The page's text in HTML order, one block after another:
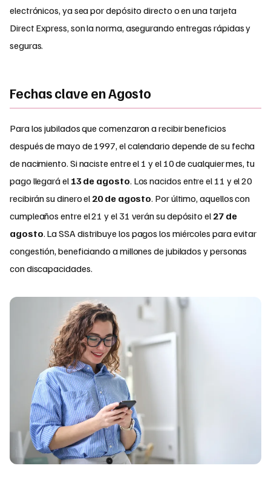
electrónicos, ya sea por depósito directo o en una tarjeta
Direct Express, son la norma, asegurando entregas rápidas y
seguras.
Fechas clave en Agosto
Para los jubilados que comenzaron a recibir beneficios
después de mayo de 1997, el calendario depende de su fecha
de nacimiento. Si naciste entre el 1 y el 10 de cualquier mes, tu
pago llegará el 13 de agosto. Los nacidos entre el 11 y el 20
recibirán su dinero el 20 de agosto. Por último, aquellos con
cumpleaños entre el 21 y el 31 verán su depósito el 27 de
agosto. La SSA distribuye los pagos los miércoles para evitar
congestión, beneficiando a millones de jubilados y personas
con discapacidades.